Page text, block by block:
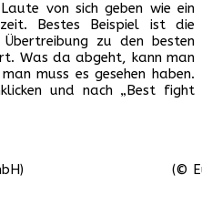
von sich geben wie ein
Bestes Beispiel ist die
zu den besten
Was da abgeht, kann man
muss es gesehen haben.
und nach „Best fight
(©